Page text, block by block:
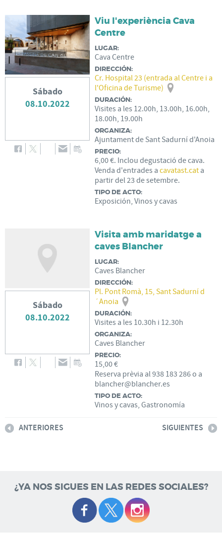
Sábado
08.10.2022
Viu l'experiència Cava
Centre
LUGAR:
Cava Centre
DIRECCIÓN:
Cr. Hospital 23 (entrada al Centre i a
l'Oficina de Turisme)
DURACIÓN:
Visites a les 12.00h, 13.00h, 16.00h,
18.00h, 19.00h
ORGANIZA:
Ajuntament de Sant Sadurní d'Anoia
PRECIO:
6,00 €. Inclou degustació de cava.
Venda d'entrades acavatast.cat a
partir del 23 de setembre.
TIPO DE ACTO:
Exposición, Vinos y cavas
Sábado
08.10.2022
Visita amb maridatge a
caves Blancher
LUGAR:
Caves Blancher
DIRECCIÓN:
Pl. Pont Romà, 15, Sant Sadurní d
´Anoia
DURACIÓN:
Visites a les 10.30h i 12.30h
ORGANIZA:
Caves Blancher
PRECIO:
15,00 €
Reserva prèvia al 938 183 286 o a
blancher@blancher.es
TIPO DE ACTO:
Vinos y cavas, Gastronomía
ANTERIORES SIGUIENTES
¿YA NOS SIGUES EN LAS REDES SOCIALES?